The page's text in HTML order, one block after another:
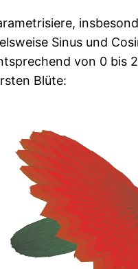
Sinus und
von 0 bis
Blüte: